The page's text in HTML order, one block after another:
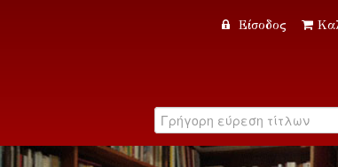
Είσοδος